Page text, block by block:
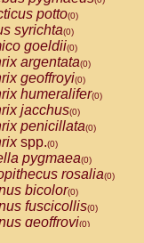
potto(0)
syrichta(0)
goeldii(0)
argentata(0)
geoffroyi(0)
humeralifer(0)
jacchus(0)
penicillata(0)
spp.(0)
pygmaea(0)
rosalia(0)
bicolor(0)
fuscicollis(0)
geoffroyi(0)